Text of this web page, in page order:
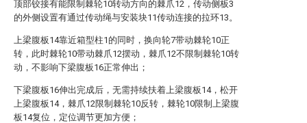
顶部铰接有能限制棘轮10转动方向的棘爪12，传动侧板3
的外侧设置有通过传动绳与安装块11传动连接的拉环13。
上梁腹板14靠近箱型柱1的同时，换向轮7带动棘轮10正
转，此时棘轮10带动棘爪12摆动，棘爪12不限制棘轮10转
动，不影响下梁腹板16正常伸出；
下梁腹板16伸出完成后，无需持续扶着上梁腹板14，松开
上梁腹板14，棘爪12限制棘轮10反转，棘轮10限制上梁腹
板14复位，定位调节更加方便；